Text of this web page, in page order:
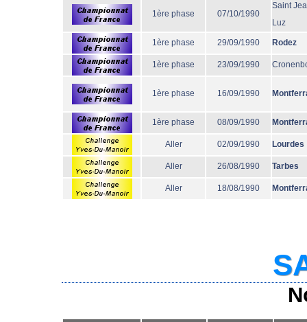
1ère phase 07/10/1990
Saint
Luz
1ère phase 29/09/1990 Rodez
1ère phase 23/09/1990
1ère phase 16/09/1990
1ère phase 08/09/1990
Aller 02/09/1990 Lourdes
Aller 26/08/1990 Tarbes
Aller 18/08/1990